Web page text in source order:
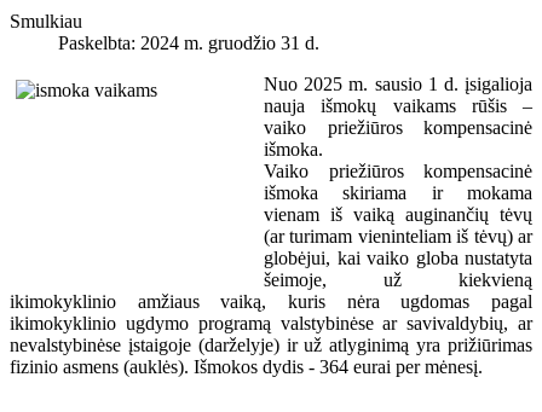
Smulkiau
Paskelbta: 2024 m. gruodžio 31 d.
Nuo 2025 m. sausio 1 d. įsigalioja
nauja išmokų vaikams rūšis –
vaiko priežiūros kompensacinė
išmoka.
Vaiko priežiūros kompensacinė
išmoka skiriama ir mokama
vienam iš vaiką auginančių tėvų
(ar turimam vieninteliam iš tėvų) ar
globėjui, kai vaiko globa nustatyta
šeimoje, už kiekvieną
ikimokyklinio amžiaus vaiką, kuris nėra ugdomas pagal
ikimokyklinio ugdymo programą valstybinėse ar savivaldybių, ar
nevalstybinėse įstaigoje (darželyje) ir už atlyginimą yra prižiūrimas
fizinio asmens (auklės). Išmokos dydis - 364 eurai per mėnesį.